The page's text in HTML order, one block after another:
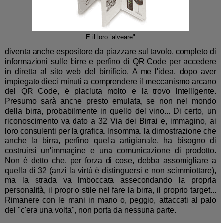
E il loro "alveare"
diventa anche espositore da piazzare sul tavolo, completo di
informazioni sulle birre e perfino di QR Code per accedere
in diretta al sito web del birrificio. A me l'idea, dopo aver
impiegato dieci minuti a comprendere il meccanismo arcano
del QR Code, è piaciuta molto e la trovo intelligente.
Presumo sarà anche presto emulata, se non nel mondo
della birra, probabilmente in quello del vino... Di certo, un
riconoscimento va dato a 32 Via dei Birrai e, immagino, ai
loro consulenti per la grafica. Insomma, la dimostrazione che
anche la birra, perfino quella artigianale, ha bisogno di
costruirsi un'immagine e una comunicazione di prodotto.
Non è detto che, per forza di cose, debba assomigliare a
quella di 32 (anzi la virtù è distinguersi e non scimmiottare),
ma la strada va imboccata assecondando la propria
personalità, il proprio stile nel fare la birra, il proprio target...
Rimanere con le mani in mano o, peggio, attaccati al palo
del "c'era una volta", non porta da nessuna parte.